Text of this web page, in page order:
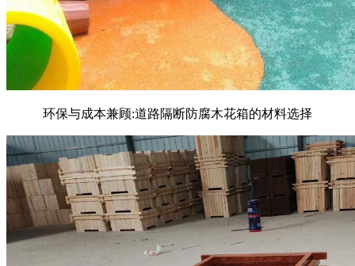
环保与成本兼顾:道路隔断防腐木花箱的材料选择